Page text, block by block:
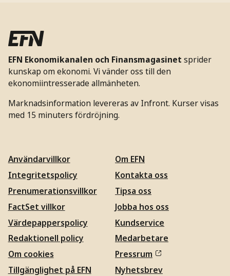
EFN Ekonomikanalen och Finansmagasinet sprider
kunskap om ekonomi. Vi vänder oss till den
ekonomiintresserade allmänheten.
Marknadsinformation levereras av Infront. Kurser visas
med 15 minuters fördröjning.
Användarvillkor
Integritetspolicy
Prenumerationsvillkor
FactSet villkor
Värdepapperspolicy
Redaktionell policy
Om cookies
Tillgänglighet på EFN
Om EFN
Kontakta oss
Tipsa oss
Jobba hos oss
Kundservice
Medarbetare
Pressrum
Nyhetsbrev